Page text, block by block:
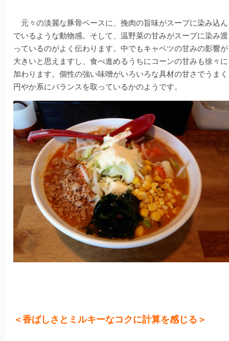
元々の淡麗な豚骨ベースに、挽肉の旨味がスープに染み込ん
でいるような動物感。そして、温野菜の甘みがスープに染み渡
っているのがよく伝わります。中でもキャベツの甘みの影響が
大きいと思えますし、食べ進めるうちにコーンの甘みも徐々に
加わります。個性の強い味噌がいろいろな具材の甘さでうまく
円やか系にバランスを取っているかのようです。
＜香ばしさとミルキーなコクに計算を感じる＞